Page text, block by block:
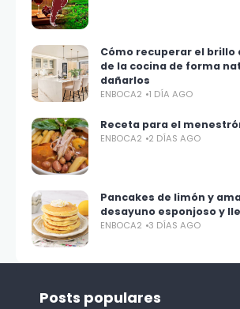
Cómo recuperar el brillo
de la cocina de forma
dañarlos
ENBOCA2 1 DÍA AGO
Receta para el
ENBOCA2 2 DÍAS AGO
Pancakes de limón y
desayuno esponjoso y
ENBOCA2 3 DÍAS AGO
Posts populares